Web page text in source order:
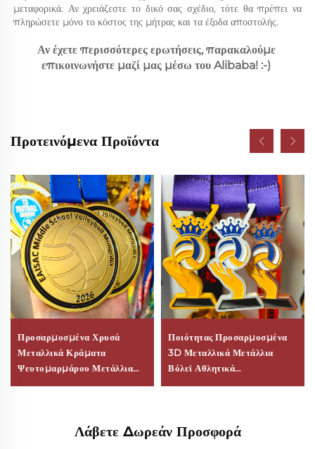
μεταφορικά. Αν χρειάζεστε το δικό σας σχέδιο, τότε θα πρέπει να
πληρώσετε μόνο το κόστος της μήτρας και τα έξοδα αποστολής.
Αν έχετε περισσότερες ερωτήσεις, παρακαλούμε
επικοινωνήστε μαζί μας μέσω του Alibaba! :-)
Προτεινόμενα Προϊόντα
Προσαρμοσμένα Χρυσά
Μεταλλικά Κράματα
Ψευτομαρμάρου Μετάλλια
Λογότυπο Προσωποποίηση
Ποιότητας Προσαρμοσμένα
3D Μεταλλικά Μετάλλια
Βόλεϊ Αθλητικά
Ψευδαργύρου
Λάβετε Δωρεάν Προσφορά